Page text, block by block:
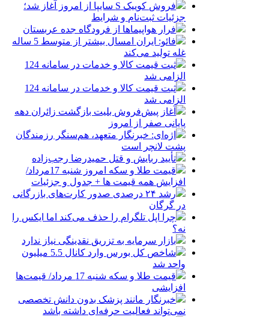
فروش کوییک S سایپا از امروز آغاز شد؛
جزئیات ثبت‌نام و شرایط
فرار هواپیماها از فرودگاه جده عربستان
فائو: ایران امسال بیشتر از متوسط 5 ساله
غله تولید می‌کند
ثبت قیمت کالا و خدمات در سامانه 124
الزامی شد
ثبت قیمت کالا و خدمات در سامانه 124
الزامی شد
آغاز پیش‌فروش بلیت بازگشت زائران دهه
پایانی صفر از امروز
اژه‌ای: خبرنگار متعهد، هم‌سنگر رزمندگان
پشت لانچر است
تأیید ربایش و قتل حمیدرضا رجب‌زاده
قیمت طلا و سکه امروز شنبه 17مرداد/
افزایش همه قیمت ها + جدول و جزئیات
رشد ۲۴ درصدی صدور کارت‌های بازرگانی
در گرگان
چرا اپل تلگرام را حذف می‌کند اما ایکس را
نه؟
بازار سرمایه به تزریق نقدینگی نیاز ندارد
شاخص کل بورس وارد کانال 5.5 میلیون
واحد شد
قیمت طلا و سکه شنبه 17 مرداد/ قیمت‌ها
افزایشی
خبرنگار مانند پزشک بدون دانش تخصصی
نمی‌تواند فعالیت حرفه‌ای داشته باشد